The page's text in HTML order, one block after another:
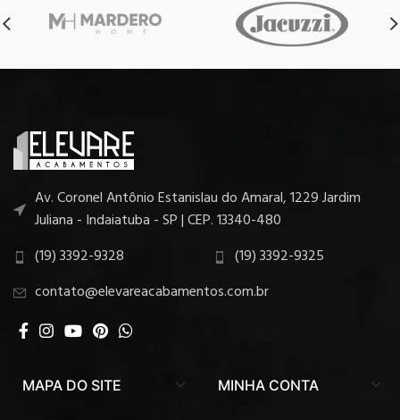
Av. Coronel Antônio Estanislau do Amaral, 1229 Jardim
Juliana - Indaiatuba - SP | CEP. 13340-480
(19) 3392-9328
(19) 3392-9325
contato@elevareacabamentos.com.br
MAPA DO SITE MINHA CONTA